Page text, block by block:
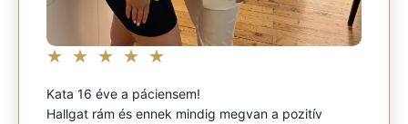
★ ★ ★ ★ ★
Kata 16 éve a páciensem!
Hallgat rám és ennek mindig megvan a pozitív